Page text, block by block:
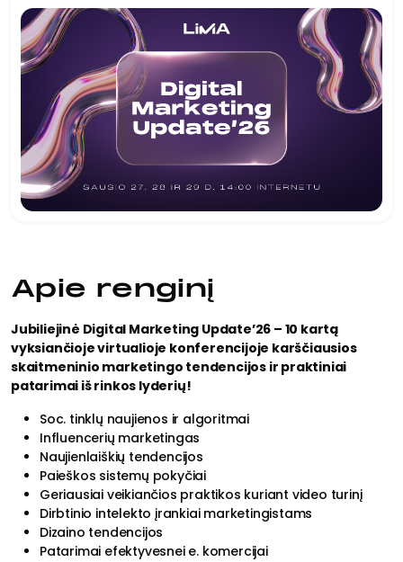
Apie renginį
Jubiliejinė Digital Marketing Update’26 – 10 kartą
vyksiančioje virtualioje konferencijoje karščiausios
skaitmeninio marketingo tendencijos ir praktiniai
patarimai iš rinkos lyderių!
Soc. tinklų naujienos ir algoritmai
Influencerių marketingas
Naujienlaiškių tendencijos
Paieškos sistemų pokyčiai
Geriausiai veikiančios praktikos kuriant video turinį
Dirbtinio intelekto įrankiai marketingistams
Dizaino tendencijos
Patarimai efektyvesnei e. komercijai